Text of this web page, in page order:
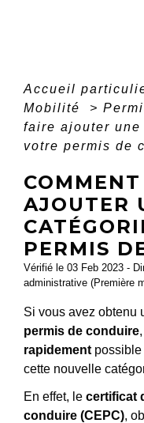
Accueil
Mobilité
>
faire ajouter
votre permis de
AJOUTER
PERMIS
Vérifié le 03 Feb 2023 -
administrative (Première
Si vous avez obtenu
permis de conduire
rapidement possible
cette nouvelle
En effet, le certificat
conduire (CEPC),